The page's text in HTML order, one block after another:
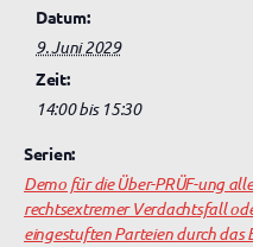
Datum:
9. Juni 2029
Zeit:
14:00 bis 15:30
Serien:
Demo für die Über-PRÜF-ung
rechtsextremer Verdachtsfall
eingestuften Parteien durch das